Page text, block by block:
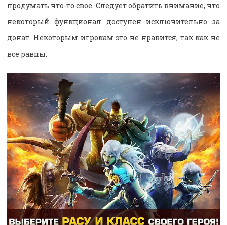
продумать что-то свое. Следует обратить внимание, что
некоторый функционал доступен исключительно за
донат. Некоторым игрокам это не нравится, так как не
все равны.